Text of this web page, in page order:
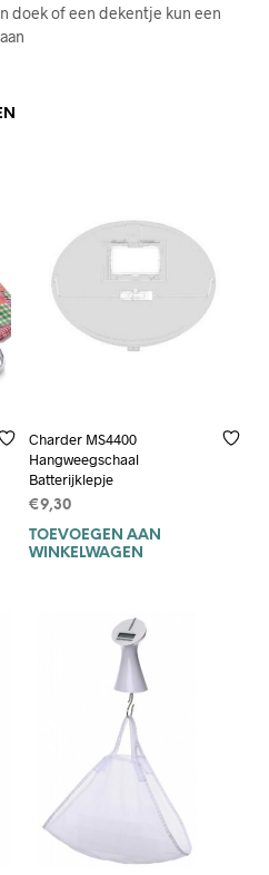
doek of een dekentje kun een
Charder MS4400
Hangweegschaal
Batterijklepje
€9,30
TOEVOEGEN AAN
WINKELWAGEN